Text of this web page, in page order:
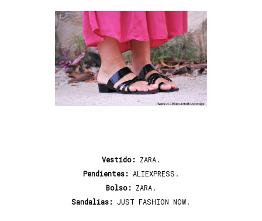
Vestido: ZARA.
Pendientes: ALIEXPRESS.
Bolso: ZARA.
Sandalias: JUST FASHION NOW.